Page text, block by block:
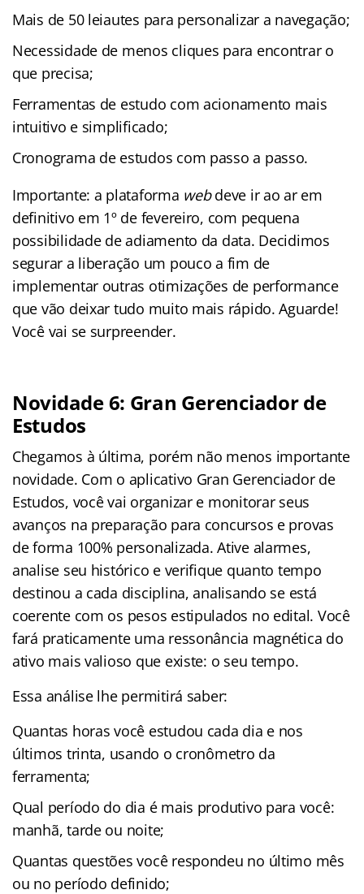
Mais de 50 leiautes para personalizar a navegação;
Necessidade de menos cliques para encontrar o
que precisa;
Ferramentas de estudo com acionamento mais
intuitivo e simplificado;
Cronograma de estudos com passo a passo.
Importante: a plataforma webdeve ir ao ar em
definitivo em 1º de fevereiro, com pequena
possibilidade de adiamento da data. Decidimos
segurar a liberação um pouco a fim de
implementar outras otimizações de performance
que vão deixar tudo muito mais rápido. Aguarde!
Você vai se surpreender.
Novidade 6: Gran Gerenciador de
Estudos
Chegamos à última, porém não menos importante
novidade. Com o aplicativo Gran Gerenciador de
Estudos, você vai organizar e monitorar seus
avanços na preparação para concursos e provas
de forma 100% personalizada. Ative alarmes,
analise seu histórico e verifique quanto tempo
destinou a cada disciplina, analisando se está
coerente com os pesos estipulados no edital. Você
fará praticamente uma ressonância magnética do
ativo mais valioso que existe: o seu tempo.
Essa análise lhe permitirá saber:
Quantas horas você estudou cada dia e nos
últimos trinta, usando o cronômetro da
ferramenta;
Qual período do dia é mais produtivo para você:
manhã, tarde ou noite;
Quantas questões você respondeu no último mês
ou no período definido;